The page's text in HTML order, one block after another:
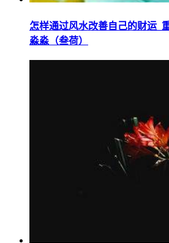
怎样通过风水改善自己的财运_
淼淼（叁荷）